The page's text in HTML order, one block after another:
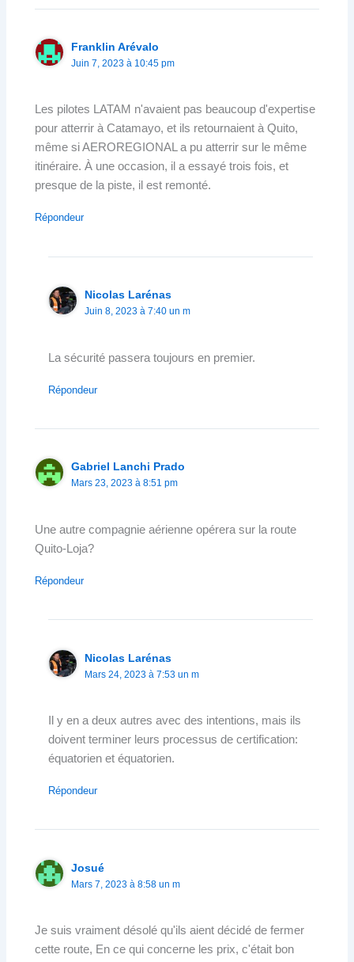
Franklin Arévalo
Juin 7, 2023 à 10:45 pm
Les pilotes LATAM n'avaient pas beaucoup d'expertise
pour atterrir à Catamayo, et ils retournaient à Quito,
même si AEROREGIONAL a pu atterrir sur le même
itinéraire. À une occasion, il a essayé trois fois, et
presque de la piste, il est remonté.
Répondeur
Nicolas Larénas
Juin 8, 2023 à 7:40 un m
La sécurité passera toujours en premier.
Répondeur
Gabriel Lanchi Prado
Mars 23, 2023 à 8:51 pm
Une autre compagnie aérienne opérera sur la route
Quito-Loja?
Répondeur
Nicolas Larénas
Mars 24, 2023 à 7:53 un m
Il y en a deux autres avec des intentions, mais ils
doivent terminer leurs processus de certification:
équatorien et équatorien.
Répondeur
Josué
Mars 7, 2023 à 8:58 un m
Je suis vraiment désolé qu'ils aient décidé de fermer
cette route, En ce qui concerne les prix, c'était bon